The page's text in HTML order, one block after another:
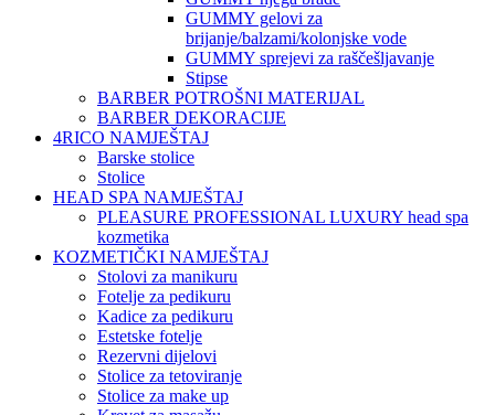
GUMMY gelovi za
brijanje/balzami/kolonjske vode
GUMMY sprejevi za raščešljavanje
Stipse
BARBER POTROŠNI MATERIJAL
BARBER DEKORACIJE
4RICO NAMJEŠTAJ
Barske stolice
Stolice
HEAD SPA NAMJEŠTAJ
PLEASURE PROFESSIONAL LUXURY head spa
kozmetika
KOZMETIČKI NAMJEŠTAJ
Stolovi za manikuru
Fotelje za pedikuru
Kadice za pedikuru
Estetske fotelje
Rezervni dijelovi
Stolice za tetoviranje
Stolice za make up